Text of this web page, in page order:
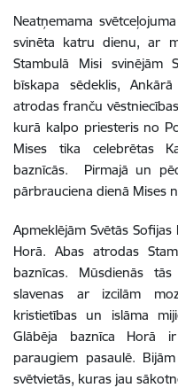
Neatņemama
svinēta katru dienu, ar
Stambulā Misi svinējām
bīskapa sēdeklis,
atrodas franču
kurā kalpo priesteris no
Mises tika celebrētas
baznīcās. Pirmajā un
pārbrauciena dienā Mises
Apmeklējām Svētās
Horā. Abas atrodas
baznīcas. Mūsdienās
slavenas ar izcilām
kristietības un islāma
Glābēja baznīca Horā
paraugiem pasaulē.
svētvietās, kuras jau